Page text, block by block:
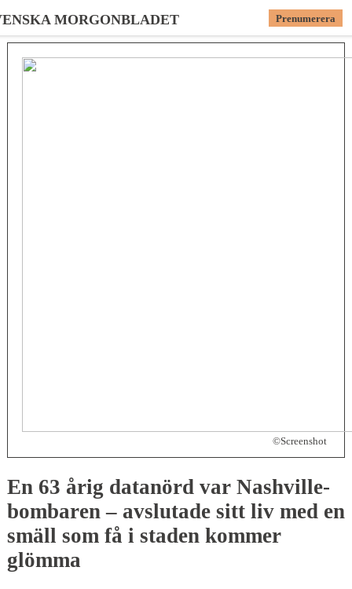
MORGONBLADET Prenumerera
©Screenshot
En 63 årig datanörd var Nashville-
bombaren – avslutade sitt liv med en
smäll som få i staden kommer
glömma